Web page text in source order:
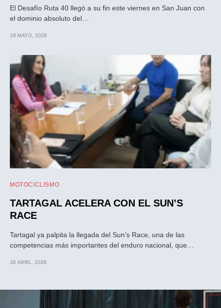
El Desafío Ruta 40 llegó a su fin este viernes en San Juan con
el dominio absoluto del…
29 MAYO, 2026
MOTOCICLISMO
TARTAGAL ACELERA CON EL SUN’S
RACE
Tartagal ya palpita la llegada del Sun’s Race, una de las
competencias más importantes del enduro nacional, que…
26 ABRIL, 2026